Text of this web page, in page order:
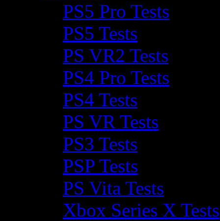
PS5 Pro Tests
PS5 Tests
PS VR2 Tests
PS4 Pro Tests
PS4 Tests
PS VR Tests
PS3 Tests
PSP Tests
PS Vita Tests
Xbox Series X Tests